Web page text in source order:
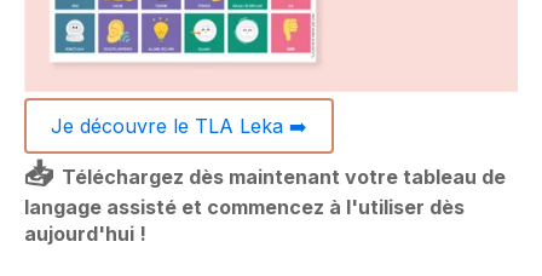
Je découvre le TLA Leka ➡️
📥 Téléchargez dès maintenant votre tableau de
langage assisté et commencez à l'utiliser dès
aujourd'hui !